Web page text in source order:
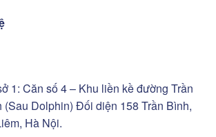
1: Căn số 4 – Khu liền kề đường Trần
(Sau Dolphin) Đối diện 158 Trần Bình,
Hà Nội.